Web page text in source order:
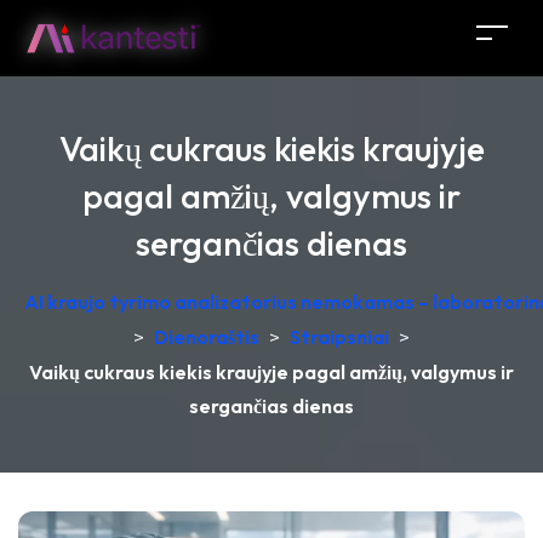
Vaikų cukraus kiekis kraujyje
pagal amžių, valgymus ir
sergančias dienas
AI kraujo tyrimo analizatorius nemokamas –
> Dienoraštis > Straipsniai >
Vaikų cukraus kiekis kraujyje pagal amžių, valgymus ir
sergančias dienas